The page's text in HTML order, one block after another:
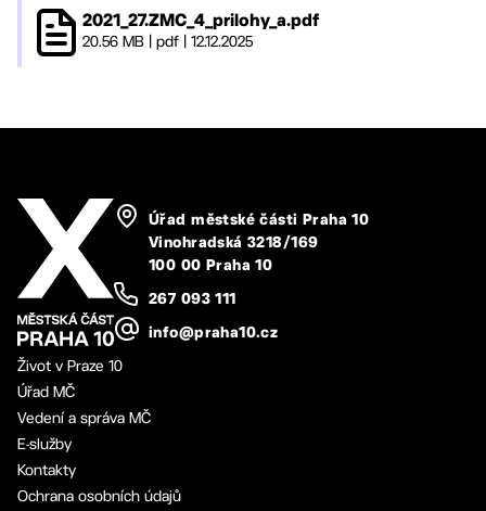
2021_27.ZMC_4_prilohy_a.pdf
20.56 MB pdf 12.12.2025
Úřad městské části Praha 10
Vinohradská 3218/169
100 00 Praha 10
267 093 111
info@praha10.cz
Život v Praze 10
Úřad MČ
Vedení a správa MČ
E-služby
Kontakty
Ochrana osobních údajů